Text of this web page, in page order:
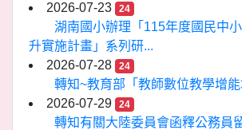
2026-07-23
24
湖南國小辦理「115年度國民中
升實施計畫」系列研...
2026-07-28
24
轉知~教育部「教師數位教學增能
2026-07-29
24
轉知有關大陸委員會函釋公務員